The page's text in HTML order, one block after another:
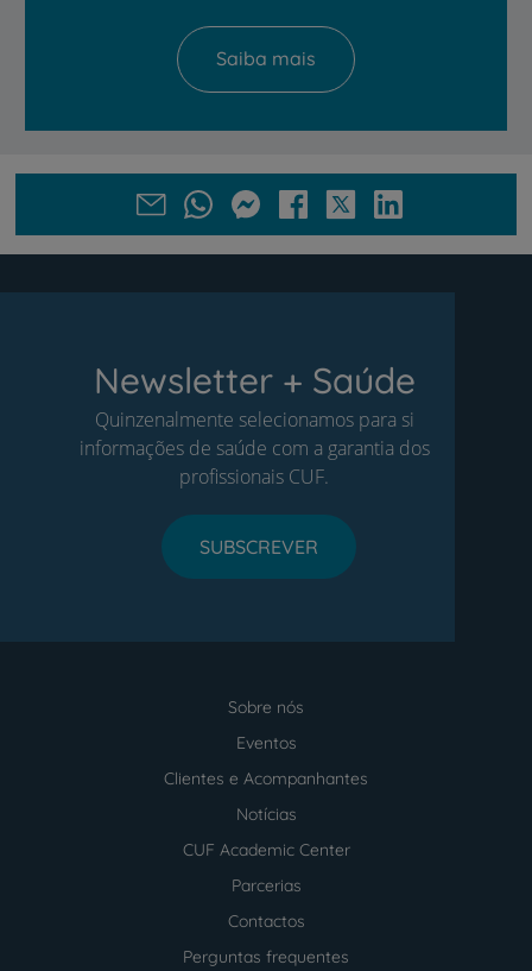
Saiba mais
Newsletter + Saúde
Quinzenalmente selecionamos para si
informações de saúde com a garantia dos
profissionais CUF.
SUBSCREVER
Sobre nós
Eventos
Clientes e Acompanhantes
Notícias
CUF Academic Center
Parcerias
Contactos
Perguntas frequentes